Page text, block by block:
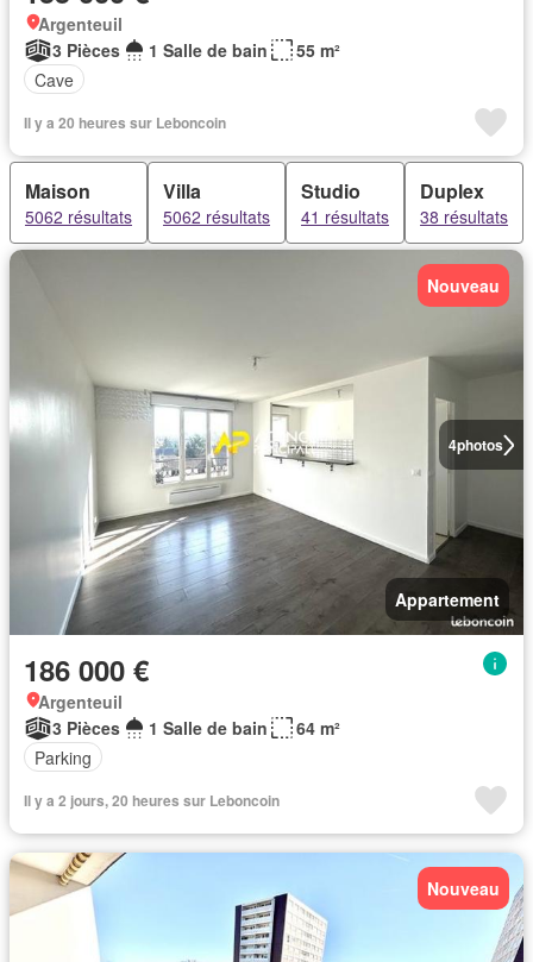
Argenteuil
3 Pièces
1 Salle de bain
55 m²
Cave
Il y a 20 heures sur Leboncoin
Maison
5062 résultats
Villa
5062 résultats
Studio
41 résultats
Duplex
38 résultats
4photos
Nouveau
Appartement
186 000 €
Argenteuil
3 Pièces
1 Salle de bain
64 m²
Parking
Il y a 2 jours, 20 heures sur Leboncoin
Nouveau